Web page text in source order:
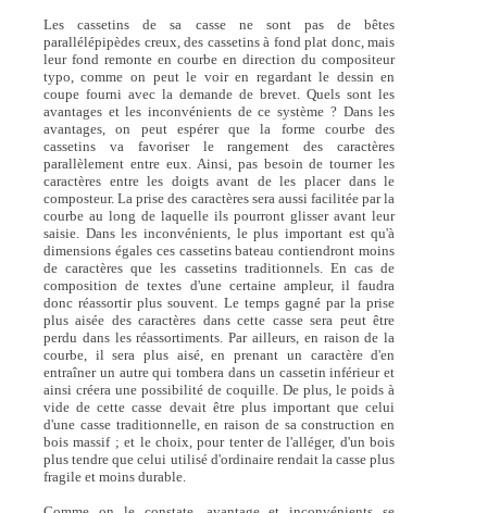
Les cassetins de sa casse ne sont pas de bêtes
parallélépipèdes creux, des cassetins à fond plat donc, mais
leur fond remonte en courbe en direction du compositeur
typo, comme on peut le voir en regardant le dessin en
coupe fourni avec la demande de brevet. Quels sont les
avantages et les inconvénients de ce système ? Dans les
avantages, on peut espérer que la forme courbe des
cassetins va favoriser le rangement des caractères
parallèlement entre eux. Ainsi, pas besoin de tourner les
caractères entre les doigts avant de les placer dans le
composteur. La prise des caractères sera aussi facilitée par la
courbe au long de laquelle ils pourront glisser avant leur
saisie. Dans les inconvénients, le plus important est qu'à
dimensions égales ces cassetins bateau contiendront moins
de caractères que les cassetins traditionnels. En cas de
composition de textes d'une certaine ampleur, il faudra
donc réassortir plus souvent. Le temps gagné par la prise
plus aisée des caractères dans cette casse sera peut être
perdu dans les réassortiments. Par ailleurs, en raison de la
courbe, il sera plus aisé, en prenant un caractère d'en
entraîner un autre qui tombera dans un cassetin inférieur et
ainsi créera une possibilité de coquille. De plus, le poids à
vide de cette casse devait être plus important que celui
d'une casse traditionnelle, en raison de sa construction en
bois massif ; et le choix, pour tenter de l'alléger, d'un bois
plus tendre que celui utilisé d'ordinaire rendait la casse plus
fragile et moins durable.